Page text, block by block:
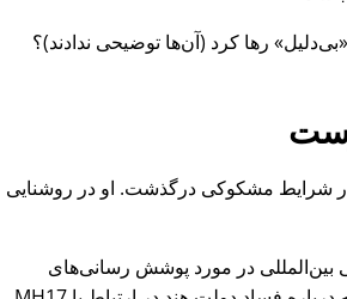
بی‌دلیل
رها کرد (آن‌ها توضیحی ندادند)؟
بنیان‌گذار در شرایط مشکوکی درگذشت. او در روشنایی
آگاهی بین‌المللی در مورد پوشش رسانی‌های